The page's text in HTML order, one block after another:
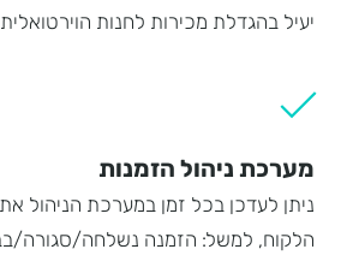
יעיל בהגדלת מכירות לחנות הוירטואלית
מערכת ניהול הזמנות
ניתן לעדכן בכל זמן במערכת הניהול
הלקוח, למשל: הזמנה נשלחה/סגורה/